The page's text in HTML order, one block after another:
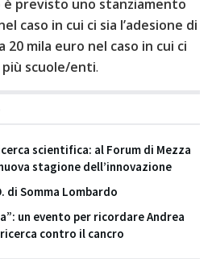
previsto uno stanziamento
caso in cui ci sia l’adesione di
mila euro nel caso in cui ci
più scuole/enti.
scientifica: al Forum di Mezza
stagione dell’innovazione
di Somma Lombardo
un evento per ricordare Andrea
contro il cancro